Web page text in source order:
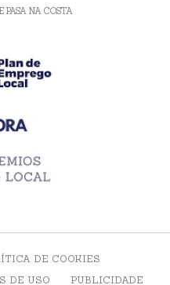
PASA NA COSTA
DE COOKIES
DE USO
PUBLICIDADE